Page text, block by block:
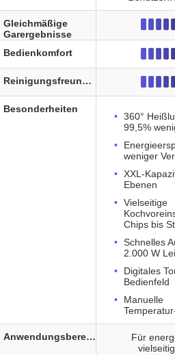
360°
99,5%
weniger
XXL-
Ebenen
Vielseitige
Chips bis
Schnelles
2.000 W
Digitales
Bedienfeld
Manuelle
Für
Gleichmäßige
Garergebnisse
Bedienkomfort
Reinigungsfreundlichkeit
Besonderheiten
Anwendungsbereich